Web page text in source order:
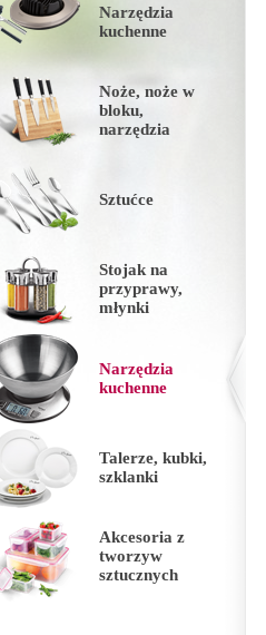
Narzędzia
kuchenne
Noże, noże w
bloku,
narzędzia
Sztućce
Stojak na
przyprawy,
młynki
Narzędzia
kuchenne
Talerze, kubki,
szklanki
Akcesoria z
tworzyw
sztucznych